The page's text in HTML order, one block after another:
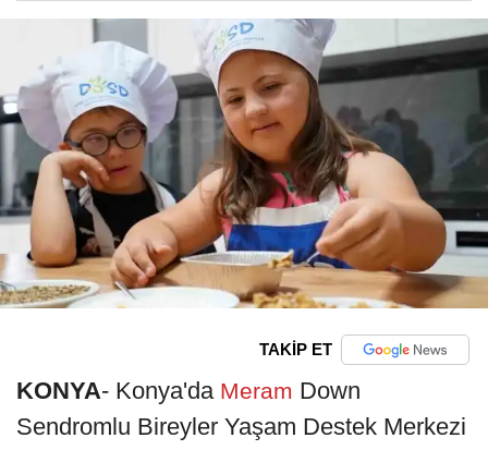
TAKİP ET
KONYA- Konya'da Meram Down
Sendromlu Bireyler Yaşam Destek Merkezi